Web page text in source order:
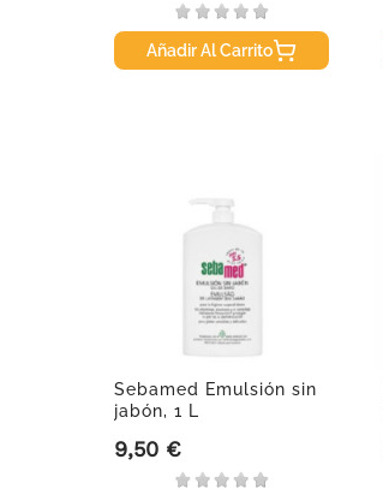
Añadir Al Carrito
Sebamed Emulsión sin
jabón, 1 L
Precio
9,50 €